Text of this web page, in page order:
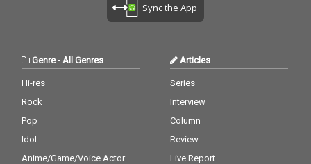
Sync the App
Genre- All Genres
Hi-res
Rock
Pop
Idol
Anime/Game/Voice Actor
Articles
Series
Interview
Column
Review
Live Report